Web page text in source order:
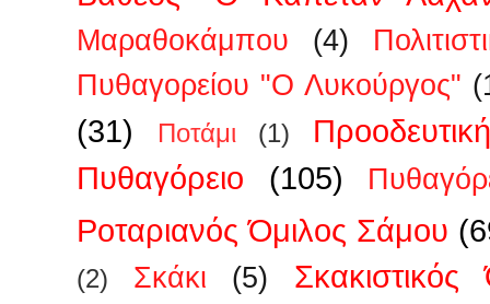
Μαραθοκάμπου (4)
Πυθαγορείου "Ο Λυκούργος"
(31) Ποτάμι (1)
Πυθαγόρειο
(105)
Ροταριανός Όμιλος Σάμου
(2) Σκάκι (5)